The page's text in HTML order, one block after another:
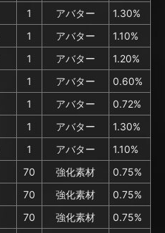
1 アバター
1.30%
1 アバター
1.10%
1 アバター
1.20%
1 アバター
0.60%
1 アバター
0.72%
1 アバター
1.30%
1 アバター
1.10%
70 強化素材
0.75%
70 強化素材
0.75%
70 強化素材 0.75%